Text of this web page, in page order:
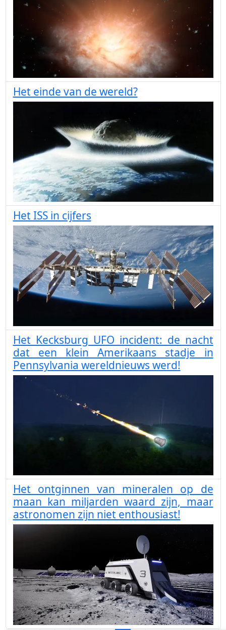
Het einde van de wereld?
Het ISS in cijfers
Het Kecksburg UFO incident: de nacht
dat een klein Amerikaans stadje in
Pennsylvania wereldnieuws werd!
Het ontginnen van mineralen op de
maan kan miljarden waard zijn, maar
astronomen zijn niet enthousiast!